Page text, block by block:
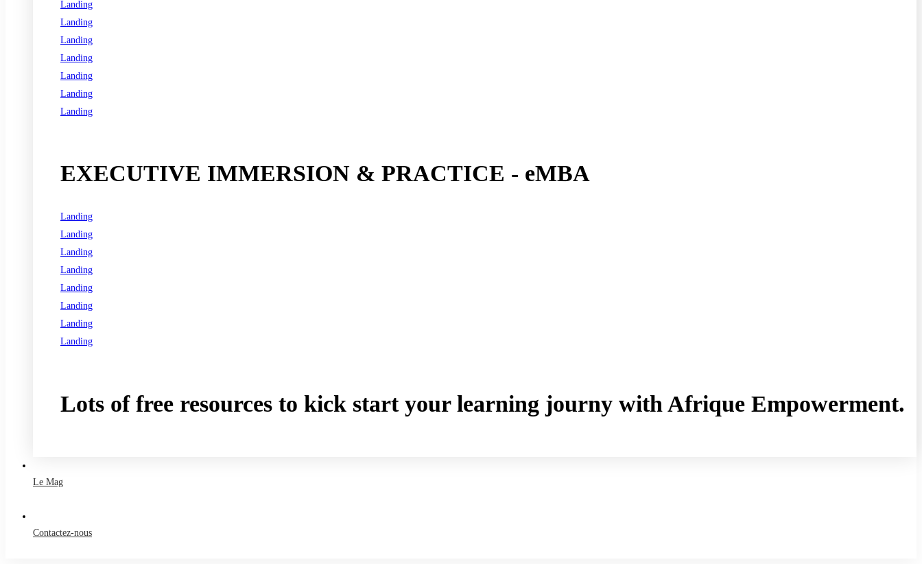
Landing
Landing
Landing
Landing
Landing
Landing
Landing
EXECUTIVE IMMERSION & PRACTICE - eMBA
Landing
Landing
Landing
Landing
Landing
Landing
Landing
Landing
Lots of free resources to kick start your learning journy with Afrique Empowerment.
Le Mag
Contactez-nous